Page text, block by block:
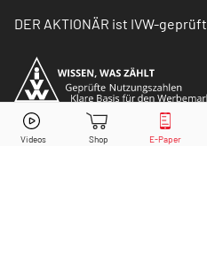
DER AKTIONÄR ist IVW-geprüft